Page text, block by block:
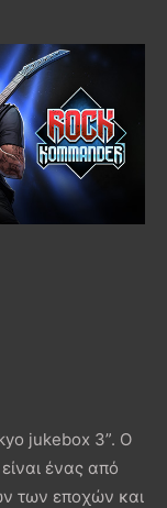
jukebox 3”. Ο
ένας από
των εποχών και